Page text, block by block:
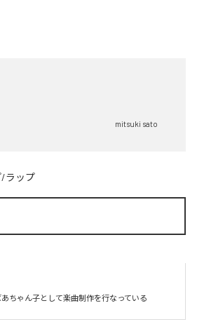
mitsuki sato
/ラップ
ちゃん子として楽曲制作を行なっている